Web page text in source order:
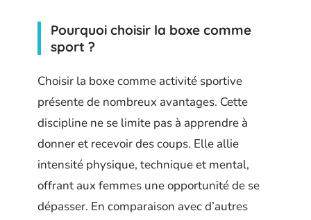
Pourquoi choisir la boxe comme
sport ?
Choisir la boxe comme activité sportive
présente de nombreux avantages. Cette
discipline ne se limite pas à apprendre à
donner et recevoir des coups. Elle allie
intensité physique, technique et mental,
offrant aux femmes une opportunité de se
dépasser. En comparaison avec d’autres